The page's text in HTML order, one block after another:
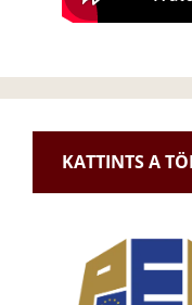
KATTINTS A